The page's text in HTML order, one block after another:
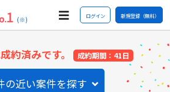
(※) ログイン 新規登録（無料）
約済みです。 成約期間：41日
の近い案件を探す